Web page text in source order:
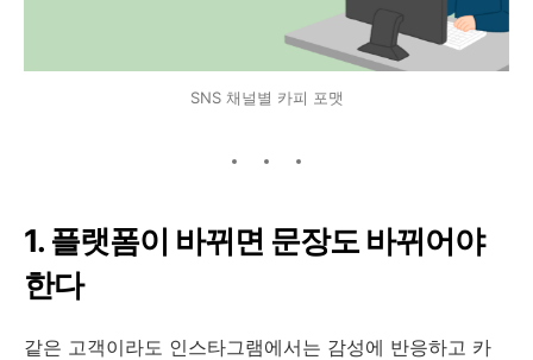
SNS 채널별 카피 포맷
1. 플랫폼이 바뀌면 문장도 바뀌어야
한다
같은 고객이라도 인스타그램에서는 감성에 반응하고 카